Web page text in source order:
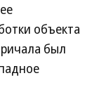
объекта
был